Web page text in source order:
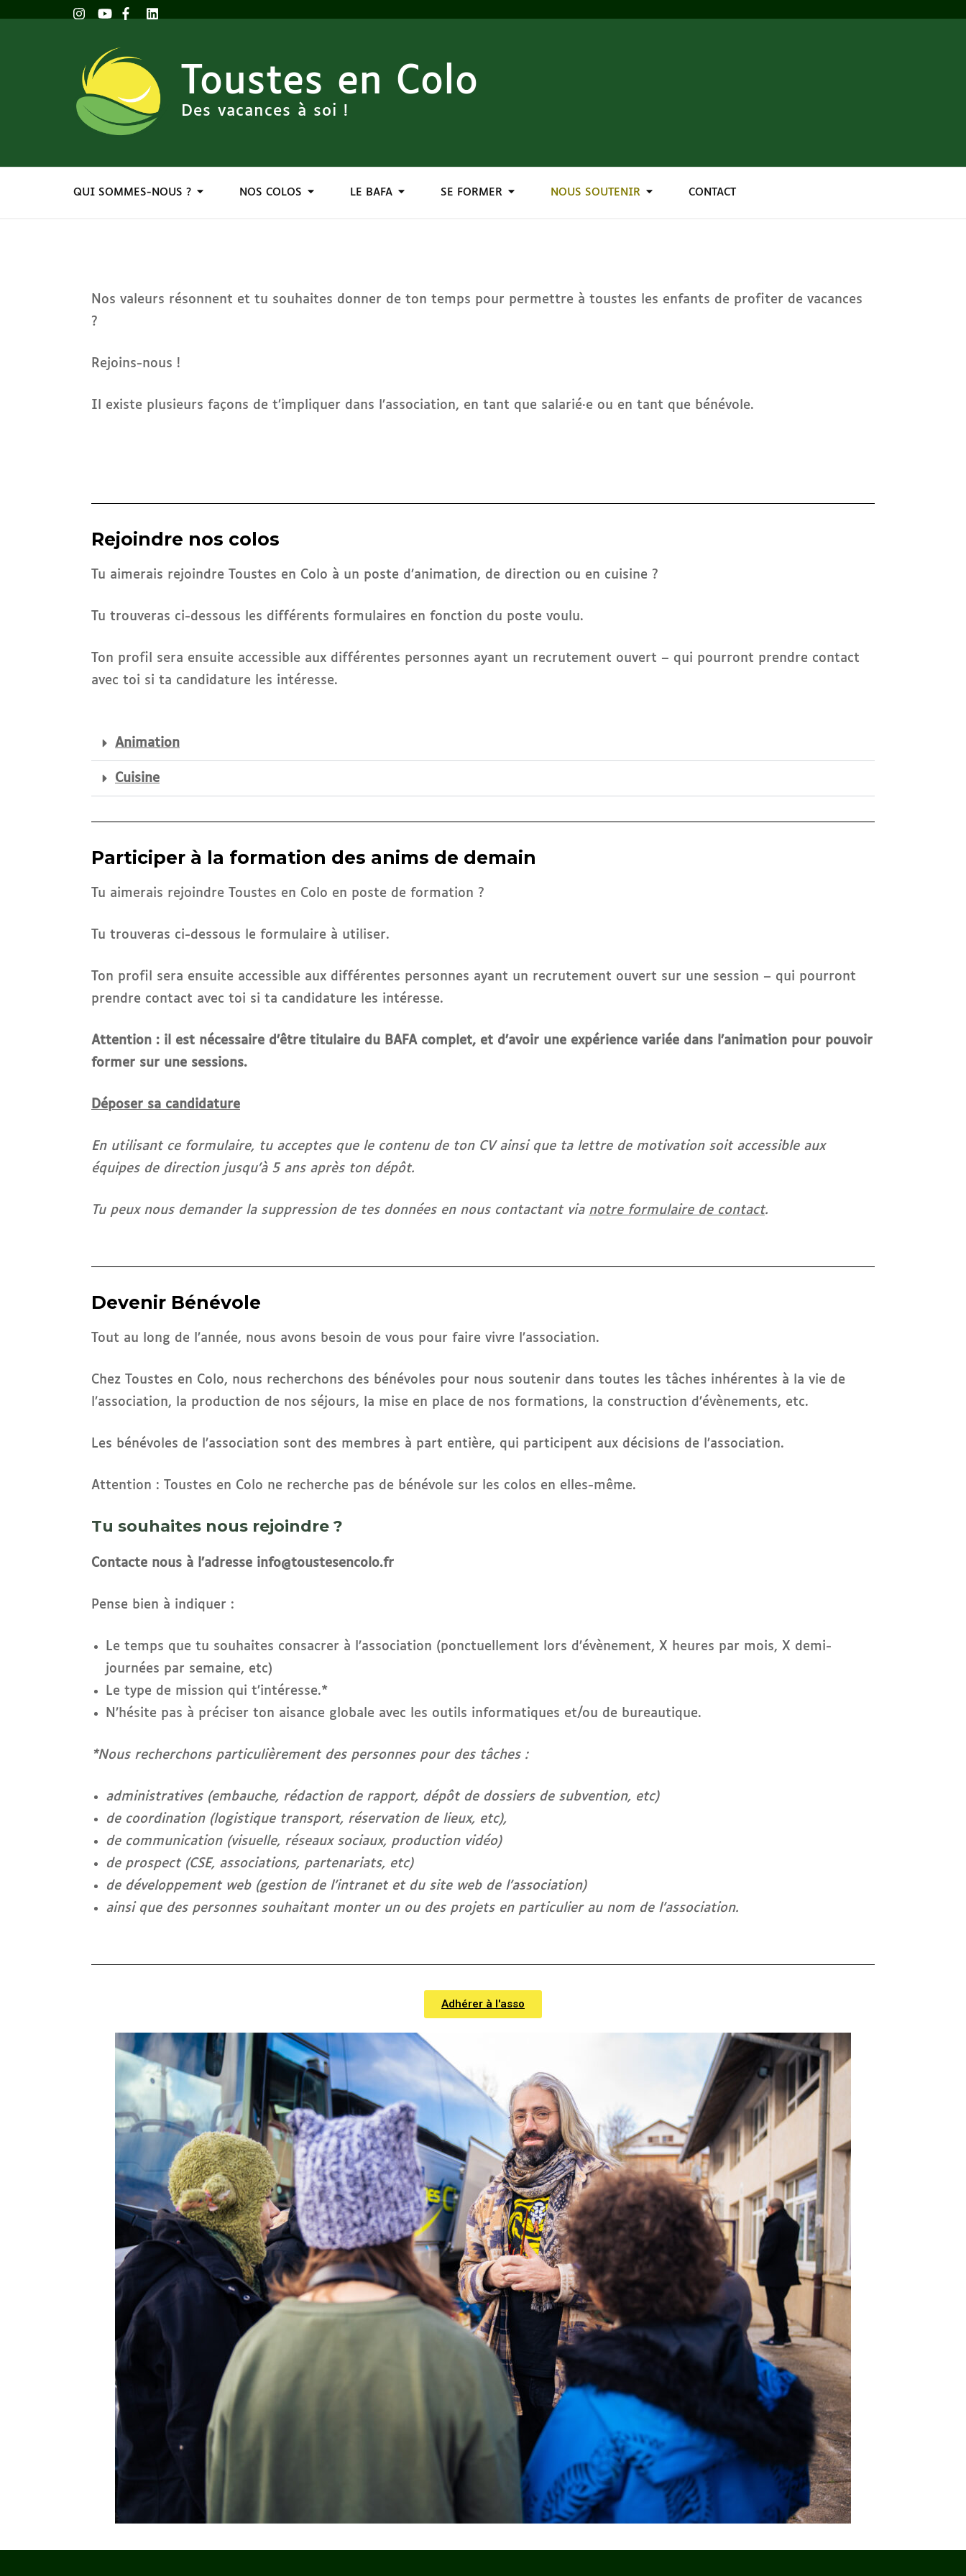
Toustes en Colo
Des vacances à soi !
QUI SOMMES-NOUS ? NOS COLOS LE BAFA SE FORMER NOUS SOUTENIR CONTACT
Nos valeurs résonnent et tu souhaites donner de ton temps pour permettre à toustes les enfants de profiter de vacances
?
Rejoins-nous !
Il existe plusieurs façons de t’impliquer dans l’association, en tant que salarié·e ou en tant que bénévole.
Rejoindre nos colos
Tu aimerais rejoindre Toustes en Colo à un poste d’animation, de direction ou en cuisine ?
Tu trouveras ci-dessous les différents formulaires en fonction du poste voulu.
Ton profil sera ensuite accessible aux différentes personnes ayant un recrutement ouvert – qui pourront prendre contact
avec toi si ta candidature les intéresse.
Animation
Cuisine
Participer à la formation des anims de demain
Tu aimerais rejoindre Toustes en Colo en poste de formation ?
Tu trouveras ci-dessous le formulaire à utiliser.
Ton profil sera ensuite accessible aux différentes personnes ayant un recrutement ouvert sur une session – qui pourront
prendre contact avec toi si ta candidature les intéresse.
Attention : il est nécessaire d’être titulaire du BAFA complet, et d’avoir une expérience variée dans l’animation pour pouvoir
former sur une sessions.
Déposer sa candidature
En utilisant ce formulaire, tu acceptes que le contenu de ton CV ainsi que ta lettre de motivation soit accessible aux
équipes de direction jusqu’à 5 ans après ton dépôt.
Tu peux nous demander la suppression de tes données en nous contactant via notre formulaire de contact.
Devenir Bénévole
Tout au long de l’année, nous avons besoin de vous pour faire vivre l’association.
Chez Toustes en Colo, nous recherchons des bénévoles pour nous soutenir dans toutes les tâches inhérentes à la vie de
l’association, la production de nos séjours, la mise en place de nos formations, la construction d’évènements, etc.
Les bénévoles de l’association sont des membres à part entière, qui participent aux décisions de l’association.
Attention : Toustes en Colo ne recherche pas de bénévole sur les colos en elles-même.
Tu souhaites nous rejoindre ?
Contacte nous à l’adresse info@toustesencolo.fr
Pense bien à indiquer :
Le temps que tu souhaites consacrer à l’association (ponctuellement lors d’évènement, X heures par mois, X demi-
journées par semaine, etc)
Le type de mission qui t’intéresse.*
N’hésite pas à préciser ton aisance globale avec les outils informatiques et/ou de bureautique.
*Nous recherchons particulièrement des personnes pour des tâches :
administratives (embauche, rédaction de rapport, dépôt de dossiers de subvention, etc)
de coordination (logistique transport, réservation de lieux, etc),
de communication (visuelle, réseaux sociaux, production vidéo)
de prospect (CSE, associations, partenariats, etc)
de développement web (gestion de l’intranet et du site web de l’association)
ainsi que des personnes souhaitant monter un ou des projets en particulier au nom de l’association.
Adhérer à l'asso